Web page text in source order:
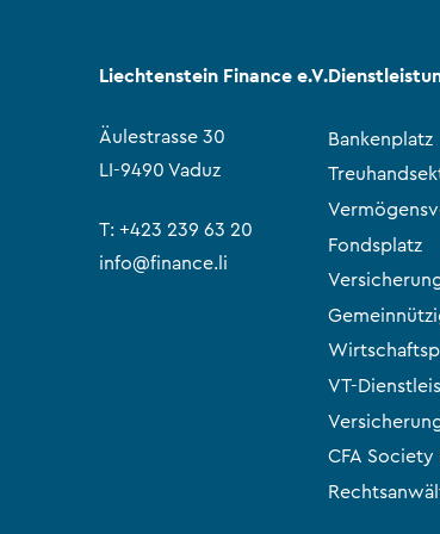
Liechtenstein Finance e.V.
Äulestrasse 30
LI-9490 Vaduz
T:+423 239 63 20
info@finance.li
Bankenplatz
Fondsplatz
VT-
CFA